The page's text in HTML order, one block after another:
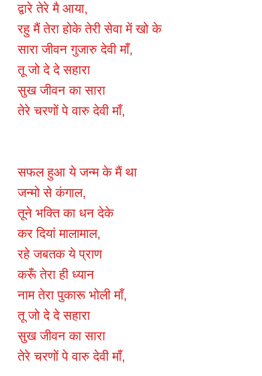
द्वारे तेरे मै आया,
रहु मैं तेरा होके तेरी सेवा में खो के
सारा जीवन गुजारु देवी माँ,
तू जो दे दे सहारा
सुख जीवन का सारा
तेरे चरणों पे वारु देवी माँ,
सफल हुआ ये जन्म के मैं था
जन्मो से कंगाल,
तूने भक्ति का धन देके
कर दियां मालामाल,
रहे जबतक ये प्राण
करूँ तेरा ही ध्यान
नाम तेरा पुकारू भोली माँ,
तू जो दे दे सहारा
सुख जीवन का सारा
तेरे चरणों पे वारु देवी माँ,